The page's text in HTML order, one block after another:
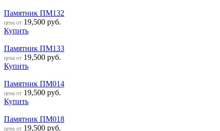
Памятник ПМ132
цена от 19,500 руб.
Купить
Памятник ПМ133
цена от 19,500 руб.
Купить
Памятник ПМ014
цена от 19,500 руб.
Купить
Памятник ПМ018
цена от 19,500 руб.